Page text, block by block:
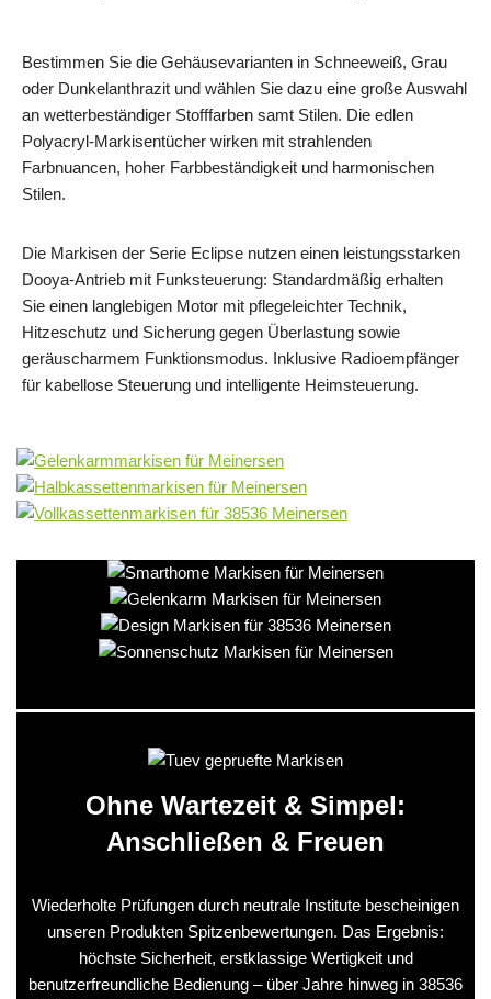
Bestimmen Sie die Gehäusevarianten in Schneeweiß, Grau
oder Dunkelanthrazit und wählen Sie dazu eine große Auswahl
an wetterbeständiger Stofffarben samt Stilen. Die edlen
Polyacryl-Markisentücher wirken mit strahlenden
Farbnuancen, hoher Farbbeständigkeit und harmonischen
Stilen.
Die Markisen der Serie Eclipse nutzen einen leistungsstarken
Dooya-Antrieb mit Funksteuerung: Standardmäßig erhalten
Sie einen langlebigen Motor mit pflegeleichter Technik,
Hitzeschutz und Sicherung gegen Überlastung sowie
geräuscharmem Funktionsmodus. Inklusive Radioempfänger
für kabellose Steuerung und intelligente Heimsteuerung.
Ohne Wartezeit & Simpel:
Anschließen & Freuen
Wiederholte Prüfungen durch neutrale Institute bescheinigen
unseren Produkten Spitzenbewertungen. Das Ergebnis:
höchste Sicherheit, erstklassige Wertigkeit und
benutzerfreundliche Bedienung – über Jahre hinweg in 38536